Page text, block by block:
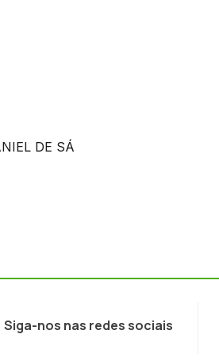
Siga-nos nas redes sociais